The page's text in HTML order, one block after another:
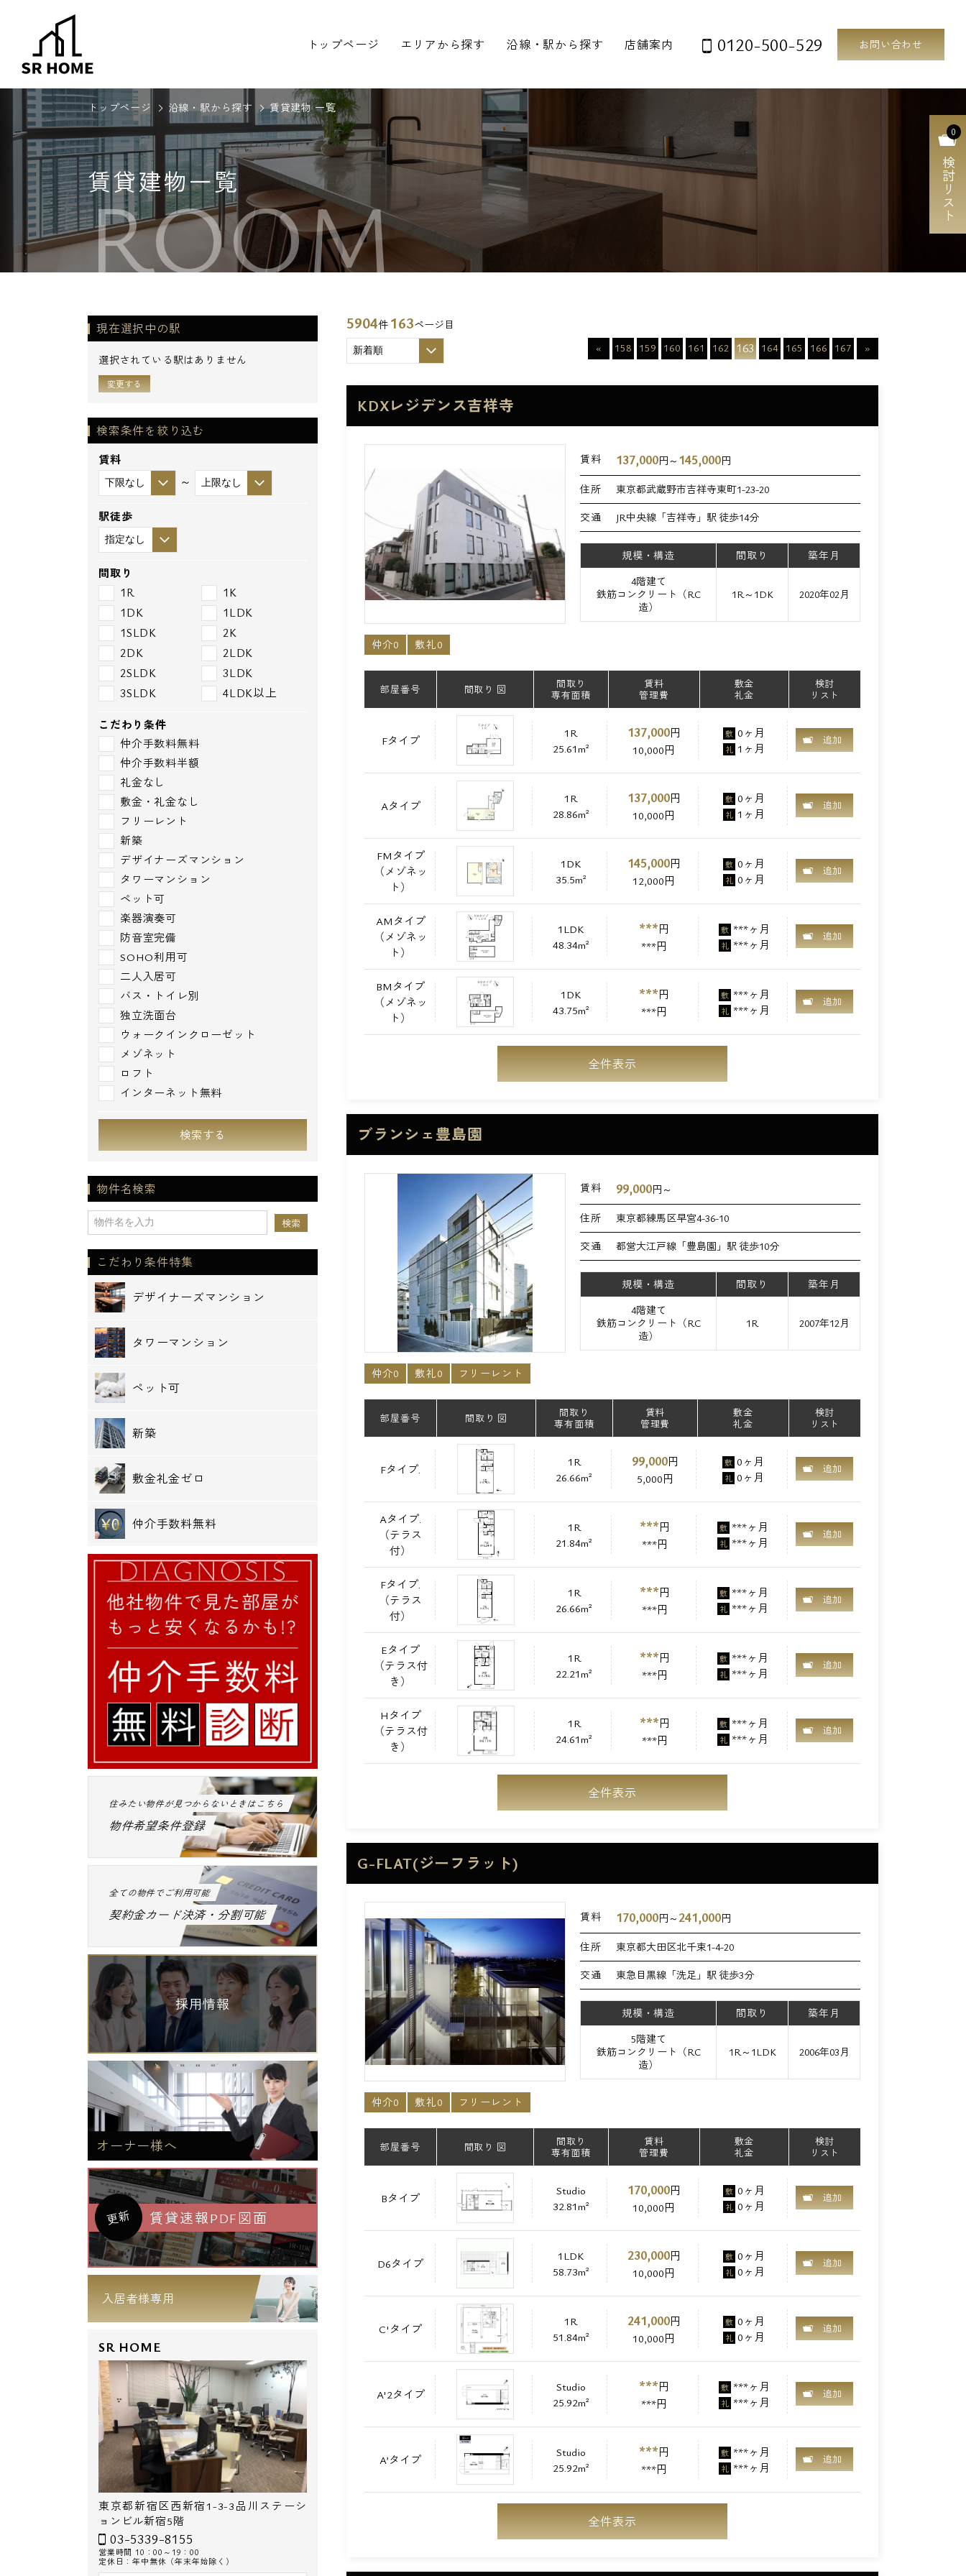
トップページ エリアから探す 沿線・駅から探す 店舗案内 0120-500-529 お問い合わせ
0
検討リスト
トップページ 沿線・駅から探す 賃貸建物 一覧
賃貸建物一覧
ROOM
5904件 163ページ目
«
158 159 160 161 162 163 164 165 166 167 »
KDXレジデンス吉祥寺
賃料 137,000円～ 145,000円
住所 東京都武蔵野市吉祥寺東町1-23-20
交通 JR中央線「吉祥寺」駅 徒歩14分
規模・構造 間取り
築年月
4階建て
鉄筋コンクリート（RC
造）
1R～1DK 2020年02月
仲介0 敷礼0
部屋番号 間取り 図
間取り
専有面積
賃料
管理費
敷金
礼金
検討
リスト
Fタイプ
1R
25.61m²
137,000円
10,000円
敷 0ヶ月
礼 1ヶ月
追加
Aタイプ
1R
28.86m²
137,000円
10,000円
敷 0ヶ月
礼 1ヶ月
追加
FMタイプ
（メゾネッ
ト）
1DK
35.5m²
145,000円
12,000円
敷 0ヶ月
礼 0ヶ月
追加
AMタイプ
（メゾネッ
ト）
1LDK
48.34m²
***円
***円
敷 ***ヶ月
礼 ***ヶ月
追加
BMタイプ
（メゾネッ
ト）
1DK
43.75m²
***円
***円
敷 ***ヶ月
礼 ***ヶ月
追加
全件表示
ブランシェ豊島園
賃料 99,000円～
住所 東京都練馬区早宮4-36-10
交通 都営大江戸線「豊島園」駅 徒歩10分
規模・構造 間取り
築年月
4階建て
鉄筋コンクリート（RC
造）
1R 2007年12月
仲介0 敷礼0 フリーレント
部屋番号 間取り 図
間取り
専有面積
賃料
管理費
敷金
礼金
検討
リスト
Fタイプ.
1R
26.66m²
99,000円
5,000円
敷 0ヶ月
礼 0ヶ月
追加
Aタイプ.
（テラス
付）
1R
21.84m²
***円
***円
敷 ***ヶ月
礼 ***ヶ月
追加
Fタイプ.
（テラス
付）
1R
26.66m²
***円
***円
敷 ***ヶ月
礼 ***ヶ月
追加
Eタイプ
（テラス付
き）
1R
22.21m²
***円
***円
敷 ***ヶ月
礼 ***ヶ月
追加
Hタイプ
（テラス付
き）
1R
24.61m²
***円
***円
敷 ***ヶ月
礼 ***ヶ月
追加
全件表示
G-FLAT(ジーフラット)
賃料 170,000円～ 241,000円
住所 東京都大田区北千束1-4-20
交通 東急目黒線「洗足」駅 徒歩3分
規模・構造 間取り
築年月
5階建て
鉄筋コンクリート（RC
造）
1R～1LDK 2006年03月
仲介0 敷礼0 フリーレント
部屋番号 間取り 図
間取り
専有面積
賃料
管理費
敷金
礼金
検討
リスト
Bタイプ
Studio
32.81m²
170,000円
10,000円
敷 0ヶ月
礼 0ヶ月
追加
D6タイプ
1LDK
58.73m²
230,000円
10,000円
敷 0ヶ月
礼 0ヶ月
追加
C'タイプ
1R
51.84m²
241,000円
10,000円
敷 0ヶ月
礼 0ヶ月
追加
A'2タイプ
Studio
25.92m²
***円
***円
敷 ***ヶ月
礼 ***ヶ月
追加
A’タイプ
Studio
25.92m²
***円
***円
敷 ***ヶ月
礼 ***ヶ月
追加
全件表示
現在選択中の駅
選択されている駅はありません
変更する
検索条件を絞り込む
賃料
～
駅徒歩
間取り
1R
1K
1DK
1LDK
1SLDK
2K
2DK
2LDK
2SLDK
3LDK
3SLDK
4LDK以上
こだわり条件
仲介手数料無料
仲介手数料半額
礼金なし
敷金・礼金なし
フリーレント
新築
デザイナーズマンション
タワーマンション
ペット可
楽器演奏可
防音室完備
SOHO利用可
二人入居可
バス・トイレ別
独立洗面台
ウォークインクローゼット
メゾネット
ロフト
インターネット無料
検索する
物件名検索
こだわり条件特集
デザイナーズマンション
タワーマンション
ペット可
新築
敷金礼金ゼロ
仲介手数料無料
住みたい物件が見つからないときはこちら
物件希望条件登録
全ての物件でご利用可能
契約金カード決済・分割可能
採用情報
オーナー様へ
更新 賃貸速報PDF図面
入居者様専用
SR HOME
東京都新宿区西新宿1-3-3品川ステーシ
ョンビル新宿5階
03-5339-8155
営業時間 10：00～19：00
定休日：年中無休（年末年始除く）